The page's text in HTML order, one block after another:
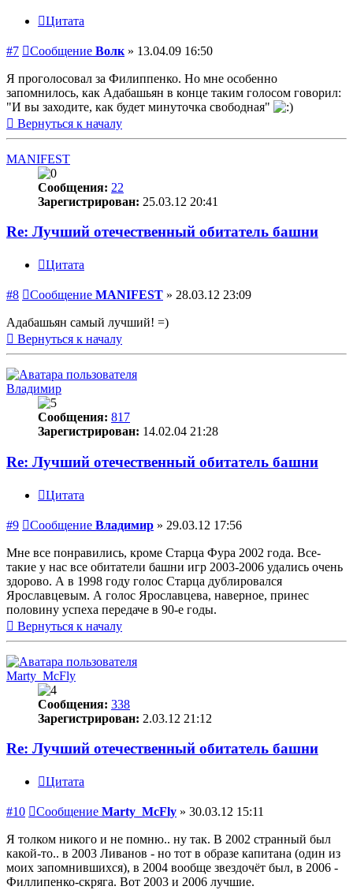
Цитата
#7 Сообщение Волк » 13.04.09 16:50
Я проголосовал за Филиппенко. Но мне особенно
запомнилось, как Адабашьян в конце таким голосом говорил:
"И вы заходите, как будет минуточка свободная"
Вернуться к началу
MANIFEST
Сообщения: 22
Зарегистрирован: 25.03.12 20:41
Re: Лучший отечественный обитатель башни
Цитата
#8 Сообщение MANIFEST » 28.03.12 23:09
Адабашьян самый лучший! =)
Вернуться к началу
Владимир
Сообщения: 817
Зарегистрирован: 14.02.04 21:28
Re: Лучший отечественный обитатель башни
Цитата
#9 Сообщение Владимир » 29.03.12 17:56
Мне все понравились, кроме Старца Фура 2002 года. Все-
такие у нас все обитатели башни игр 2003-2006 удались очень
здорово. А в 1998 году голос Старца дублировался
Ярославцевым. А голос Ярославцева, наверное, принес
половину успеха передаче в 90-е годы.
Вернуться к началу
Marty_McFly
Сообщения: 338
Зарегистрирован: 2.03.12 21:12
Re: Лучший отечественный обитатель башни
Цитата
#10 Сообщение Marty_McFly » 30.03.12 15:11
Я толком никого и не помню.. ну так. В 2002 странный был
какой-то.. в 2003 Ливанов - но тот в образе капитана (один из
моих запомнившихся), в 2004 вообще звездочёт был, в 2006 -
Филлипенко-скряга. Вот 2003 и 2006 лучшие.